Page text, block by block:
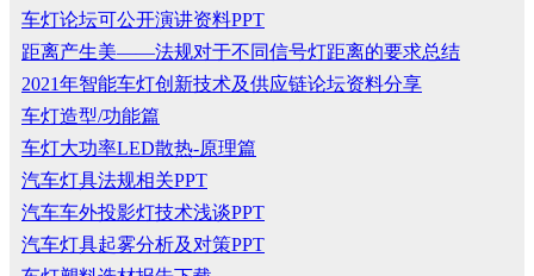
车灯论坛可公开演讲资料PPT
距离产生美——法规对于不同信号灯距离的要求总结
2021年智能车灯创新技术及供应链论坛资料分享
车灯造型/功能篇
车灯大功率LED散热-原理篇
汽车灯具法规相关PPT
汽车车外投影灯技术浅谈PPT
汽车灯具起雾分析及对策PPT